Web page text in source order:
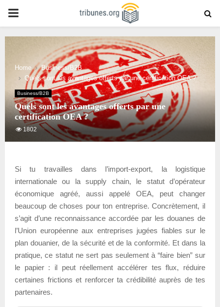
PRIMARY
MENU
Home
Business/B2B
Quels sont les avantages offerts par une certification OEA ?
Business/B2B
Quels sont les avantages offerts par une
certification OEA ?
1802
Si tu travailles dans l’import-export, la logistique
internationale ou la supply chain, le statut d’opérateur
économique agréé, aussi appelé OEA, peut changer
beaucoup de choses pour ton entreprise. Concrètement, il
s’agit d’une reconnaissance accordée par les douanes de
l’Union européenne aux entreprises jugées fiables sur le
plan douanier, de la sécurité et de la conformité. Et dans la
pratique, ce statut ne sert pas seulement à “faire bien” sur
le papier : il peut réellement accélérer tes flux, réduire
certaines frictions et renforcer ta crédibilité auprès de tes
partenaires.